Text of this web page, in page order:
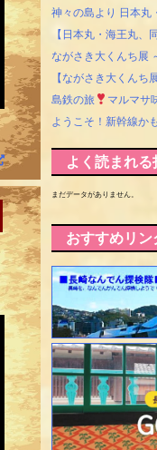
神々の島より 日本丸
【日本丸・海王丸
ながさき大くんち展
【ながさき大くん
島鉄の旅
マルマサ
ようこそ！新幹線か
よく読まれる
まだデータがありません。
おすすめリン